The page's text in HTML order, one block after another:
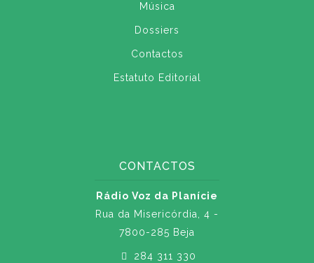
Música
Dossiers
Contactos
Estatuto Editorial
CONTACTOS
Rádio Voz da Planície
Rua da Misericórdia, 4 -
7800-285 Beja
284 311 330